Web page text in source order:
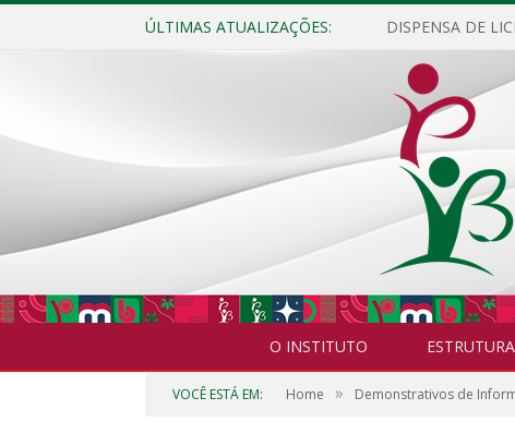
ÚLTIMAS ATUALIZAÇÕES:
O INSTITUTO
VOCÊ ESTÁ EM: Home » Demonstrativos de